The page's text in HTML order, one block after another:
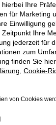
Fehler
Tipps, die dir
Firewall
wie
Ihre
für Marketing
Einwilligung
Ihre
jederzeit für
zum
finden Sie
Cookie-
von Cookies